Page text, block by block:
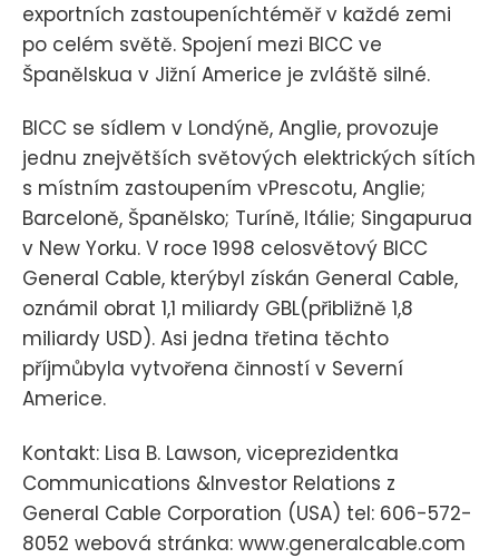
exportních zastoupeníchtéměř v každé zemi
po celém světě. Spojení mezi BICC ve
Španělskua v Jižní Americe je zvláště silné.
BICC se sídlem v Londýně, Anglie, provozuje
jednu znejvětších světových elektrických sítích
s místním zastoupením vPrescotu, Anglie;
Barceloně, Španělsko; Turíně, Itálie; Singapurua
v New Yorku. V roce 1998 celosvětový BICC
General Cable, kterýbyl získán General Cable,
oznámil obrat 1,1 miliardy GBL(přibližně 1,8
miliardy USD). Asi jedna třetina těchto
příjmůbyla vytvořena činností v Severní
Americe.
Kontakt: Lisa B. Lawson, viceprezidentka
Communications &Investor Relations z
General Cable Corporation (USA) tel: 606-572-
8052 webová stránka: www.generalcable.com